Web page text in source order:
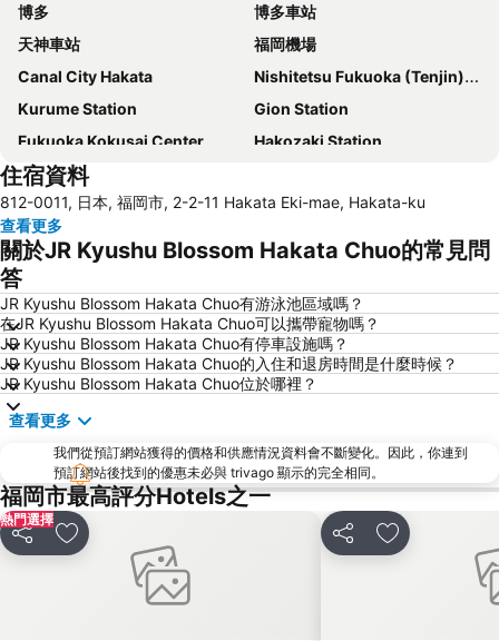
博多
博多車站
天神車站
福岡機場
Canal City Hakata
Nishitetsu Fukuoka (Tenjin) Station
Kurume Station
Gion Station
Fukuoka Kokusai Center
Hakozaki Station
Saga Station
Fukuoka Yafuoku! Dome
Nakasu-Kawabata Station
Acros Fukuoka
Yakuin Station
Tojinmachi Station
Fukuoka Convention Center
佐賀機場
Higashihie Station
Minami Fukuoka Station
Nishitetsu Kurume Station
Chiyo-Kenchoguchi Station
Nishitetsu Hall
Kyushu National Museum
Sakurai Futamigaura
Elgala Hall
Nishijin Station
Dazaifu Tenmangu Shrine
住宿資料
812-0011, 日本, 福岡市, 2-2-11 Hakata Eki-mae, Hakata-ku
查看更多
關於JR Kyushu Blossom Hakata Chuo的常見問
答
JR Kyushu Blossom Hakata Chuo有游泳池區域嗎？
在JR Kyushu Blossom Hakata Chuo可以攜帶寵物嗎？
JR Kyushu Blossom Hakata Chuo有停車設施嗎？
JR Kyushu Blossom Hakata Chuo的入住和退房時間是什麼時候？
JR Kyushu Blossom Hakata Chuo位於哪裡？
查看更多
我們從預訂網站獲得的價格和供應情況資料會不斷變化。因此，你連到
預訂網站後找到的優惠未必與 trivago 顯示的完全相同。
福岡市最高評分Hotels之一
熱門選擇
分享 放到收藏夾 分享 放到收藏夾